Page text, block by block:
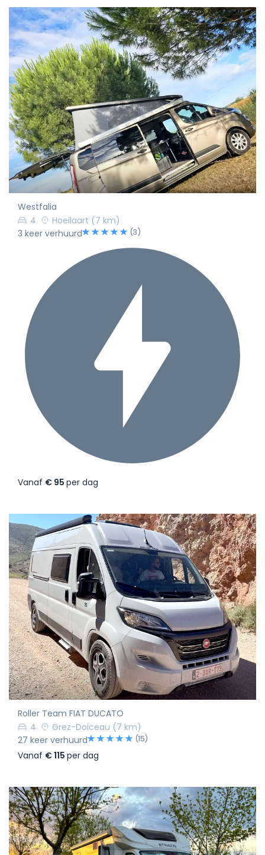
Westfalia
4
Hoeilaart (7 km)
3 keer verhuurd
(3)
Vanaf € 95 per dag
Roller Team FIAT DUCATO
4
Grez-Doiceau (7 km)
27 keer verhuurd
(15)
Vanaf € 115 per dag